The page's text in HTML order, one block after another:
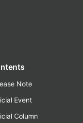
Note
Event
Column